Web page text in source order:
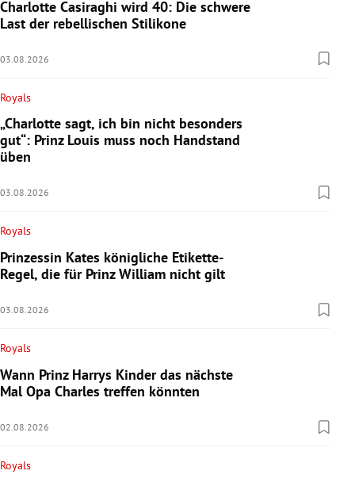
Charlotte Casiraghi wird 40: Die schwere
Last der rebellischen Stilikone
03.08.2026
Royals
„Charlotte sagt, ich bin nicht besonders
gut“: Prinz Louis muss noch Handstand
üben
03.08.2026
Royals
Prinzessin Kates königliche Etikette-
Regel, die für Prinz William nicht gilt
03.08.2026
Royals
Wann Prinz Harrys Kinder das nächste
Mal Opa Charles treffen könnten
02.08.2026
Royals